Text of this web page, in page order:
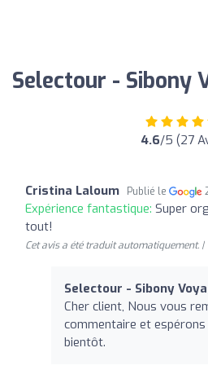
Selectour - Sibony
4.6/5 (27
Cristina Laloum Publié le
Expérience fantastique: Super
tout!
Cet avis a été traduit automatiquement. |
Selectour - Sibony
Cher client, Nous vous
commentaire et
bientôt.